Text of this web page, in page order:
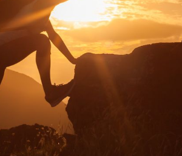
PIÙ EFFICACE lo
Clienti
formazione che, partendo dall'unicità del
, che possa migliorare e amplificare le